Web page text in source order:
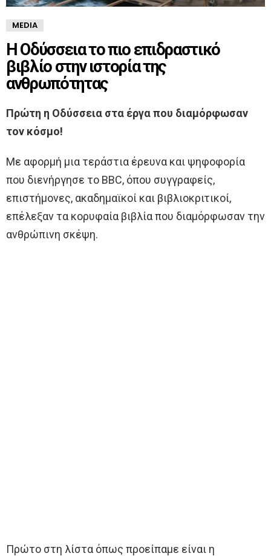
MEDIA
Η Οδύσσεια το πιο επιδραστικό
βιβλίο στην ιστορία της
ανθρωπότητας
Πρώτη η Οδύσσεια στα έργα που διαμόρφωσαν
τον κόσμο!
Με αφορμή μια τεράστια έρευνα και ψηφοφορία
που διενήργησε το BBC, όπου συγγραφείς,
επιστήμονες, ακαδημαϊκοί και βιβλιοκριτικοί,
επέλεξαν τα κορυφαία βιβλία που διαμόρφωσαν την
ανθρώπινη σκέψη.
Πρώτο στη λίστα όπως προείπαμε είναι η